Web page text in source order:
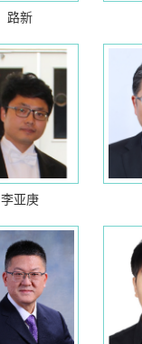
路新
李亚庚